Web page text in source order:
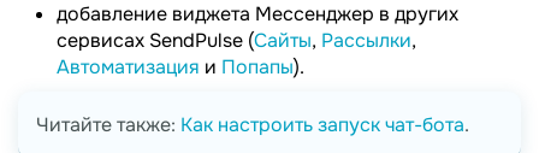
добавление виджета Мессенджер в других
сервисах SendPulse (Сайты, Рассылки,
Автоматизация и Попапы).
Читайте также: Как настроить запуск чат-бота.